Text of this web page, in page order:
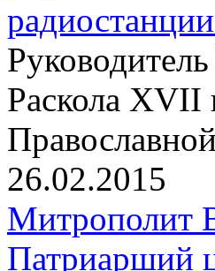
Раскола XVII
26.02.2015
Митрополит
Патриарший